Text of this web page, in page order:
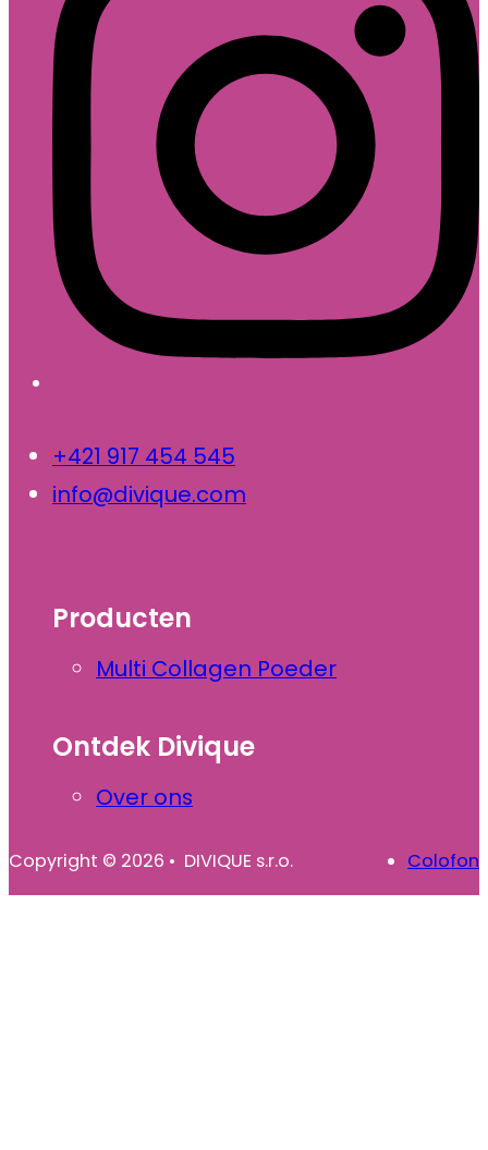
+421 917 454 545
info@divique.com
Producten
Multi Collagen Poeder
Ontdek Divique
Over ons
Copyright © 2026 • DIVIQUE s.r.o. Colofon